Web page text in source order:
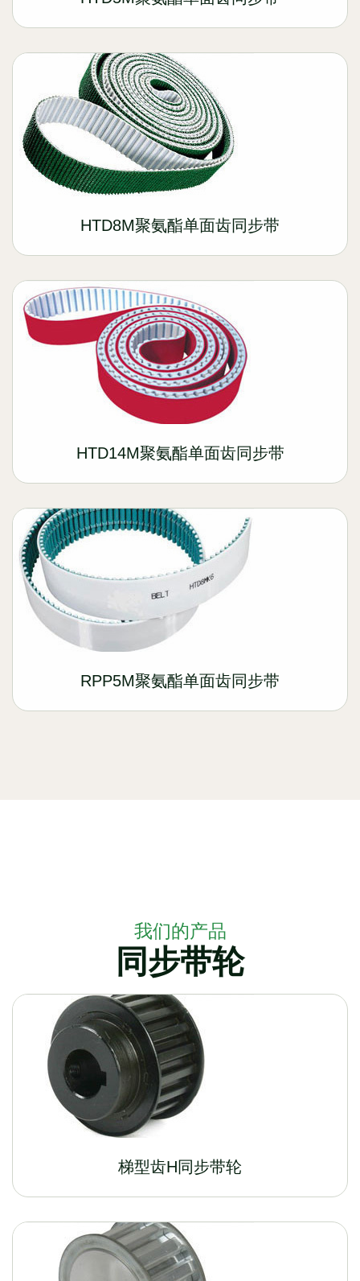
HTD8M聚氨酯单面齿同步带
HTD14M聚氨酯单面齿同步带
RPP5M聚氨酯单面齿同步带
我们的产品
同步带轮
梯型齿H同步带轮